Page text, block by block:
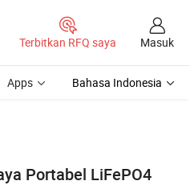
Terbitkan RFQ saya Masuk
Apps Bahasa Indonesia
Portabel LiFePO4